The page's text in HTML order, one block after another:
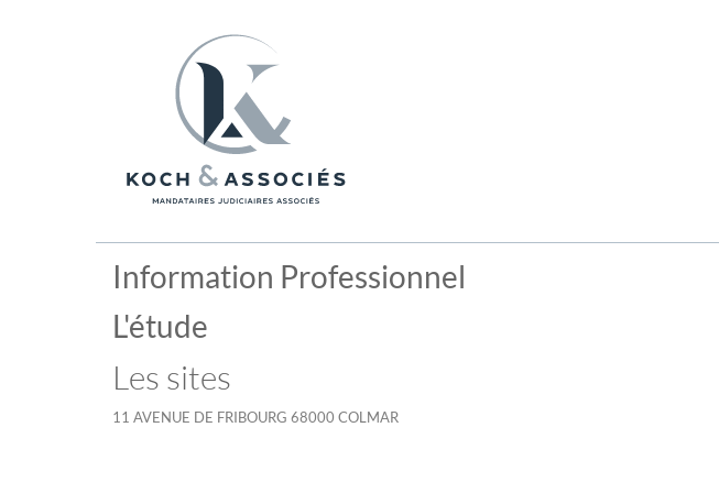
Information Professionnel
L'étude
Les sites
11 AVENUE DE FRIBOURG 68000 COLMAR